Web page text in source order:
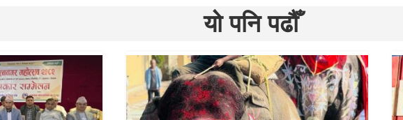
यो पनि पढौँ